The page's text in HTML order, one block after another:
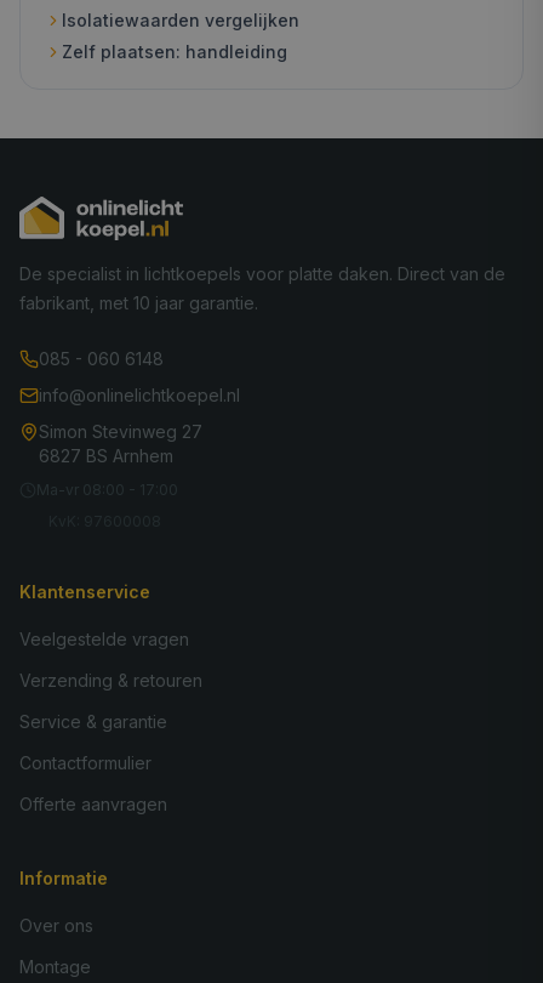
Isolatiewaarden vergelijken
Zelf plaatsen: handleiding
De specialist in lichtkoepels voor platte daken. Direct van de
fabrikant, met 10 jaar garantie.
085 - 060 6148
info@onlinelichtkoepel.nl
Simon Stevinweg 27
6827 BS Arnhem
Ma-vr 08:00 - 17:00
Klantenservice
Veelgestelde vragen
Verzending & retouren
Service & garantie
Contactformulier
Offerte aanvragen
Informatie
Over ons
Montage